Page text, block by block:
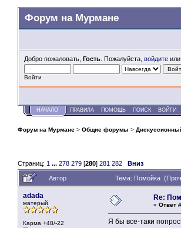
Форум на Мурмане
Добро пожаловать, Гость . Пожалуйста, войдите или
Войти
НАЧАЛО ПРАВИЛА ПОМОЩЬ ПОИСК ВОЙТИ
Форум на Мурмане > Общие форумы >
Страниц: 1 ... 278 279 [280] 281 282 Вниз
Автор Тема: Помойка
adada
матерый
Карма +48/-22
Re:
« Ответ
Я бы все-таки